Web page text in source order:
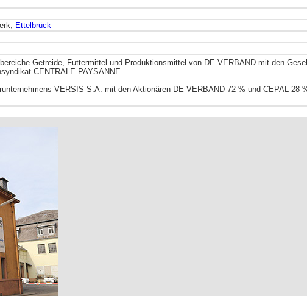
Ettelbrück
Getreide, Futtermittel und Produktionsmittel von DE VERBAND mit den
CENTRALE PAYSANNE
VERSIS S.A. mit den Aktionären DE VERBAND 72 % und CEPAL